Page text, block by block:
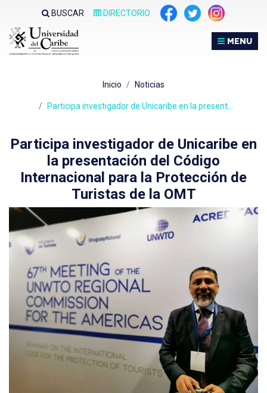
sitio
web
BUSCAR DIRECTORIO
MENU
Inicio Noticias
Participa investigador de Unicaribe en la present…
Participa investigador de Unicaribe en
la presentación del Código
Internacional para la Protección de
Turistas de la OMT